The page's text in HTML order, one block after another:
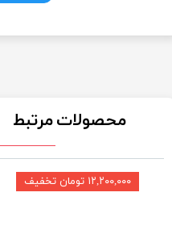
محصولات مرتبط
۱۲,۲۰۰,۰۰۰ تومان تخفیف